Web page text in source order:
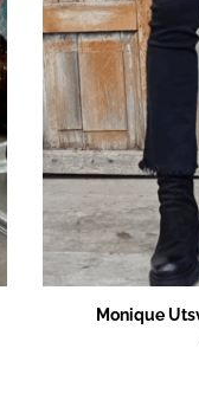
Monique